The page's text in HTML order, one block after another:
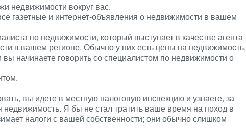
недвижимости вокруг вас.
газетные и интернет-объявления о недвижимости в вашем
по недвижимости, который выступает в качестве агента
в вашем регионе. Обычно у них есть цены на недвижимость,
начинаете говорить со специалистом по недвижимости о
вы идете в местную налоговую инспекцию и узнаете, за
недвижимость. Я бы не стал тратить ваше время на поход в
налоги с вашей собственности; они обычно слишком